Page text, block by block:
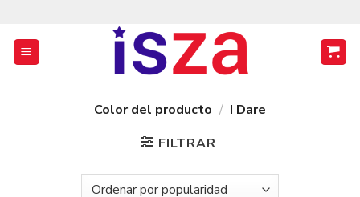
contenido
Color del producto / I Dare
FILTRAR